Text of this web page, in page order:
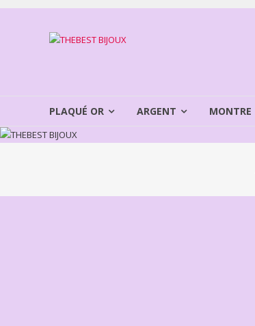
Aller
THEBEST
BIJOUX
PLAQUÉ OR ARGENT MONTRE